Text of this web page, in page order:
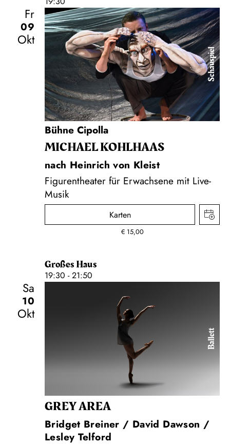
Fr
09
Okt
Schauspiel
Bühne Cipolla
MICHAEL KOHLHAAS
nach Heinrich von Kleist
Figurentheater für Erwachsene mit Live-
Musik
Karten
€ 15,00
Großes Haus
19:30 - 21:50
Sa
10
Okt
Ballett
GREY AREA
Bridget Breiner / David Dawson /
Lesley Telford